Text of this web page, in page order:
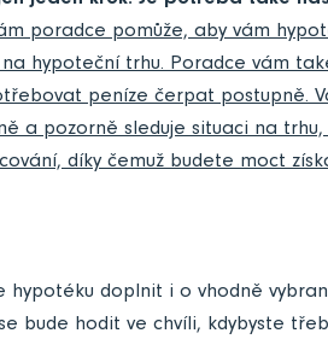
poradce pomůže, aby vám
hypoteční trhu. Poradce vám
peníze čerpat postupně.
a pozorně sleduje situaci na
díky čemuž budete moct
hypotéku doplnit i o vhodně
bude hodit ve chvíli, kdybyste